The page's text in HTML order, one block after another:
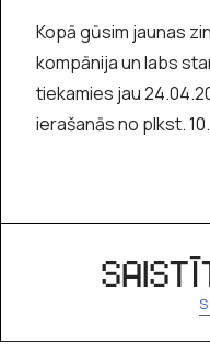
Kopā gūsim jaunas
kompānija un labs
tiekamies jau
ierašanās no plkst.